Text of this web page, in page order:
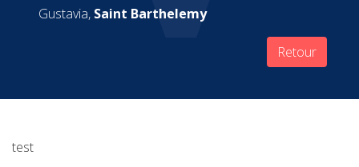
Gustavia, Saint Barthelemy
Retour
test